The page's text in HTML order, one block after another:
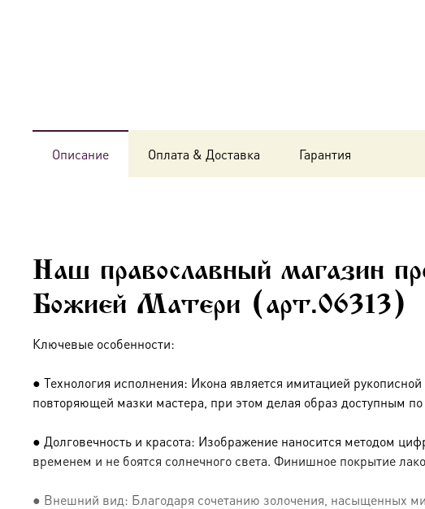
Описание Оплата & Доставка Гарантия
Наш православный магазин
Божией Матери (арт.06313)
Ключевые особенности:
● Технология исполнения: Икона является имитацией
повторяющей мазки мастера, при этом делая образ доступным по
● Долговечность и красота: Изображение наносится методом
временем и не боятся солнечного света. Финишное покрытие
● Внешний вид: Благодаря сочетанию золочения, насыщенных